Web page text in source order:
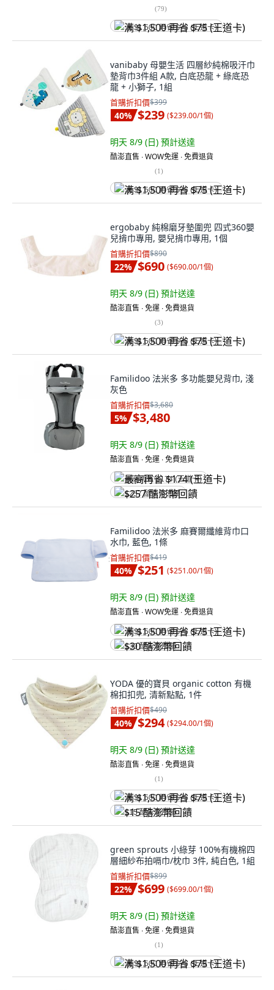
(79)
满 $1,500 再省 $75 (王道卡)
vanibaby 母嬰生活 四層紗純棉吸汗巾
墊背巾3件組 A款, 白底恐龍 + 綠底恐
龍 + 小獅子, 1組
首購折扣價$399
40% $239 ($239.00/1個)
明天 8/9 (日) 預計送達
酷澎直售 ∙ WOW免運 ∙ 免費退貨
(1)
满 $1,500 再省 $75 (王道卡)
ergobaby 純棉磨牙墊圍兜 四式360嬰
兒揹巾專用, 嬰兒揹巾專用, 1個
首購折扣價$890
22% $690 ($690.00/1個)
明天 8/9 (日) 預計送達
酷澎直售 ∙ 免運 ∙ 免費退貨
(3)
满 $1,500 再省 $75 (王道卡)
Familidoo 法米多 多功能嬰兒背巾, 淺
灰色
首購折扣價$3,680
5% $3,480
明天 8/9 (日) 預計送達
酷澎直售 ∙ 免運 ∙ 免費退貨
最高再省 $174 (王道卡)
$257 酷澎幣回饋
Familidoo 法米多 麻賽爾纖維背巾口
水巾, 藍色, 1條
首購折扣價$419
40% $251 ($251.00/1個)
明天 8/9 (日) 預計送達
酷澎直售 ∙ WOW免運 ∙ 免費退貨
满 $1,500 再省 $75 (王道卡)
$30 酷澎幣回饋
YODA 優的寶貝 organic cotton 有機
棉扣扣兜, 清新點點, 1件
首購折扣價$490
40% $294 ($294.00/1個)
明天 8/9 (日) 預計送達
酷澎直售 ∙ 免運 ∙ 免費退貨
(1)
满 $1,500 再省 $75 (王道卡)
$15 酷澎幣回饋
green sprouts 小綠芽 100%有機棉四
層細紗布拍嗝巾/枕巾 3件, 純白色, 1組
首購折扣價$899
22% $699 ($699.00/1個)
明天 8/9 (日) 預計送達
酷澎直售 ∙ 免運 ∙ 免費退貨
(1)
满 $1,500 再省 $75 (王道卡)